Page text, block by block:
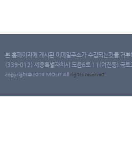
본 홈페이지에 게시된 이메일주소가 수집되는것을 거
(339-012) 세종특별자치시 도움6로 11(어진동) 국
copyright@2014 MOLIT All rights reserved.